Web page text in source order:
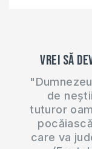
Vrei să
de
tuturor
care va